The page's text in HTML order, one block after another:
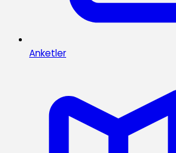
Anketler